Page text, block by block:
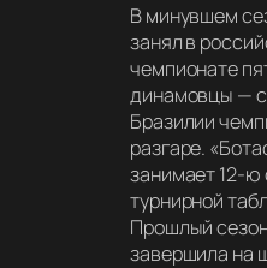
В минувшем
занял в
чемпионате
динамовцы —
Бразилии
разгаре.
занимает 12-ю
турнирной
Прошлый
завершила на